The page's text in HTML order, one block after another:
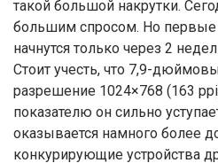
такой большой накрутки.
большим спросом. Но первые
начнутся только через 2
Стоит учесть, что 7,9-
разрешение 1024×768 (163
показателю он сильно
оказывается намного более
конкурирующие устройства